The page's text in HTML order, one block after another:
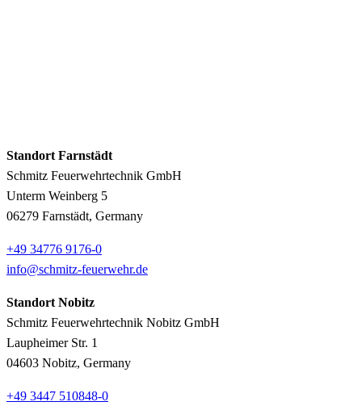
Standort Farnstädt
Schmitz Feuerwehrtechnik GmbH
Unterm Weinberg 5
06279 Farnstädt, Germany
+49 34776 9176-0
info@schmitz-feuerwehr.de
Standort Nobitz
Schmitz Feuerwehrtechnik Nobitz GmbH
Laupheimer Str. 1
04603 Nobitz, Germany
+49 3447 510848-0